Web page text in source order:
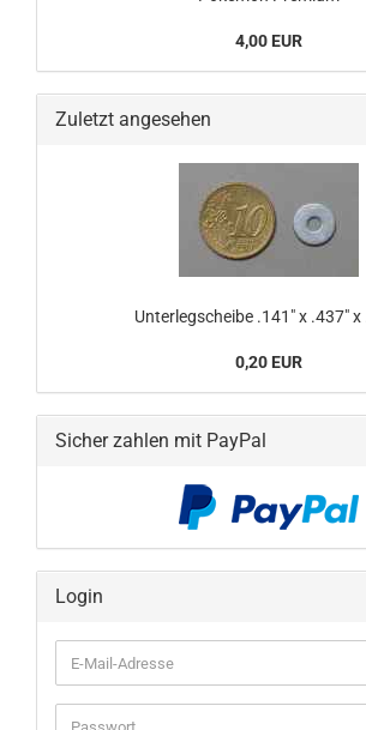
4,00 EUR
Zuletzt angesehen
Unterlegscheibe .141" x .437" x
0,20 EUR
Sicher zahlen mit PayPal
Login
E-
Mail-
Adresse
Passwort